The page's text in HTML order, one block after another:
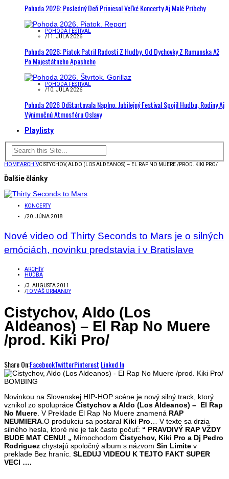
Pohoda 2026: Posledný Deň Priniesol Veľké Koncerty Aj Malé Príbehy
POHODA FESTIVAL
/11. JÚLA 2026
Pohoda 2026: Piatok Patril Radosti Z Hudby. Od Dychovky Z Rumunska Až
Po Majestátneho Apasheho
POHODA FESTIVAL
/10. JÚLA 2026
Pohoda 2026 Odštartovala Naplno. Jubilejný Festival Spojil Hudbu, Rodiny Aj
Výnimočnú Atmosféru Oslavy
Playlisty
HOMEARCHÍVCISTYCHOV, ALDO (LOS ALDEANOS) – EL RAP NO MUERE /PROD. KIKI PRO/
Ďalšie články
KONCERTY
/20. JÚNA 2018
Nové video od Thirty Seconds to Mars je o silných
emóciách, novinku predstavia i v Bratislave
ARCHÍV
HUDBA
/3. AUGUSTA 2011
/TOMÁŠ ORMANDY
Cistychov, Aldo (Los
Aldeanos) – El Rap No Muere
/prod. Kiki Pro/
Share On:FacebookTwitterPinterest Linked In
Novinkou na Slovenskej HIP-HOP scéne je nový silný track, ktorý
vznikol zo spolupráce Čistychov a Aldo (Los Aldeanos) – El Rap
No Muere . V Preklade El Rap No Muere znamená RAP
NEUMIERA .O produkciu sa postaral Kiki Pro … V texte sa drzia
silného hesla, ktoré nie je tak často počuť: “ PRAVDIVÝ RAP VŽDY
BUDE MAT CENU! „ Mimochodom Čistychov, Kiki Pro a Dj Pedro
Rodriguez chystajú spoločný album s názvom Sin Limite v
preklade Bez hraníc. SLEDUJ VIDEOU K TEJTO FAKT SUPER
VECI ….